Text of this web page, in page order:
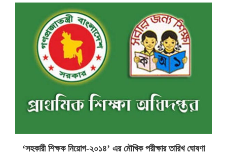
‘সহকারী শিক্ষক নিয়োগ-২০১৪’ এর মৌখিক পরীক্ষার তারিখ ঘোষণা